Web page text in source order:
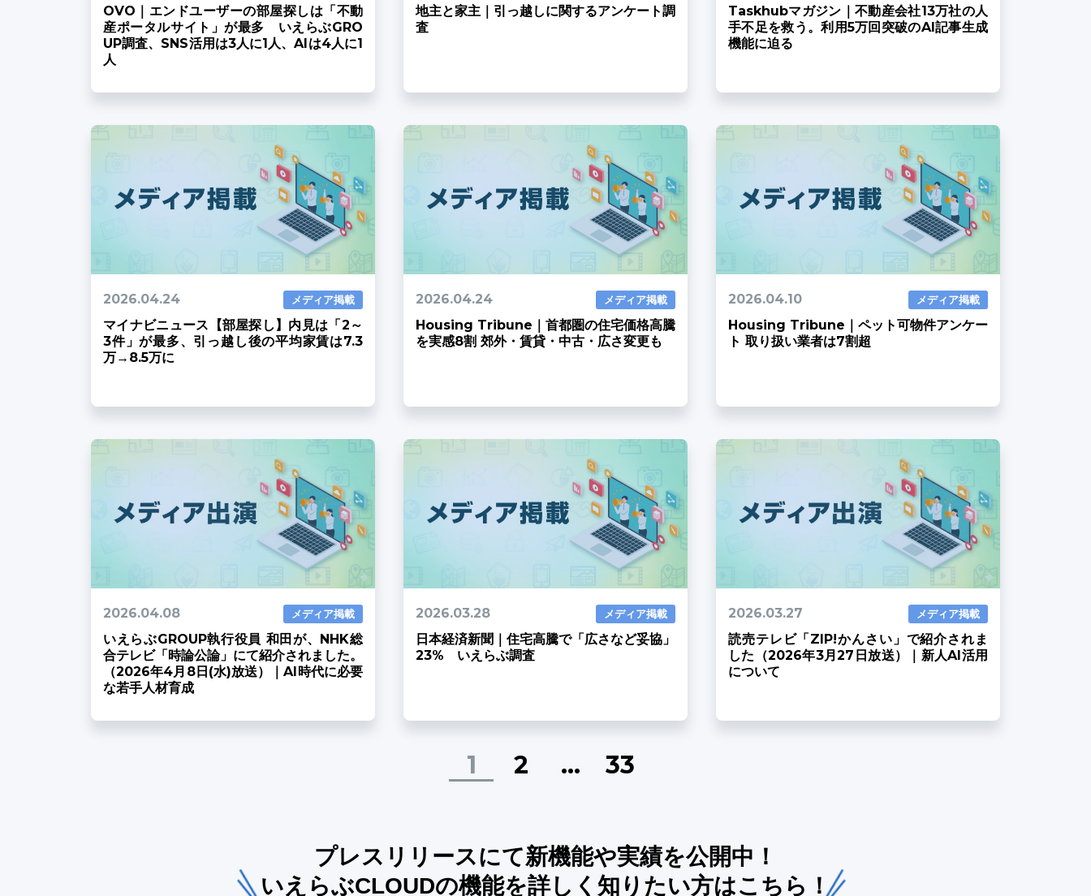
OVO｜エンドユーザーの部屋探しは「不動
産ポータルサイト」が最多 いえらぶGRO
UP調査、SNS活用は3人に1人、AIは4人に1
人
地主と家主｜引っ越しに関するアンケート調
査
Taskhubマガジン｜不動産会社13万社の人
手不足を救う。利用5万回突破のAI記事生成
機能に迫る
2026.04.24 メディア掲載
マイナビニュース【部屋探し】内見は「2～
3件」が最多、引っ越し後の平均家賃は7.3
万→8.5万に
2026.04.24 メディア掲載
Housing Tribune｜首都圏の住宅価格高騰
を実感8割 郊外・賃貸・中古・広さ変更も
2026.04.10 メディア掲載
Housing Tribune｜ペット可物件アンケー
ト 取り扱い業者は7割超
2026.04.08 メディア掲載
いえらぶGROUP執行役員 和田が、NHK総
合テレビ「時論公論」にて紹介されました。
（2026年4月8日(水)放送）｜AI時代に必要
な若手人材育成
2026.03.28 メディア掲載
日本経済新聞｜住宅高騰で「広さなど妥協」
23% いえらぶ調査
2026.03.27 メディア掲載
読売テレビ「ZIP!かんさい」で紹介されま
した（2026年3月27日放送）｜新人AI活用
について
1 2 … 33
プレスリリースにて新機能や実績を公開中！
いえらぶCLOUDの機能を詳しく 知りたい方はこちら！